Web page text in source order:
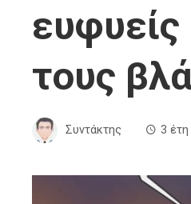
ευφυείς
τους
Συντάκτης
3